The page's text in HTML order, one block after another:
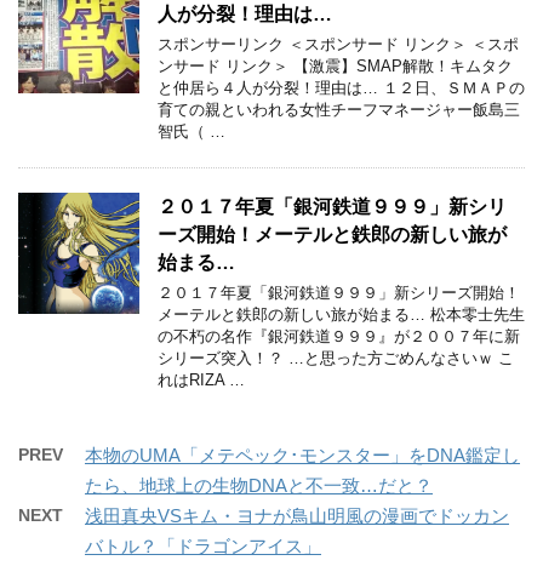
人が分裂！理由は…
スポンサーリンク ＜スポンサード リンク＞ ＜スポ
ンサード リンク＞ 【激震】SMAP解散！キムタク
と仲居ら４人が分裂！理由は… １２日、ＳＭＡＰの
育ての親といわれる女性チーフマネージャー飯島三
智氏（ …
２０１７年夏「銀河鉄道９９９」新シリ
ーズ開始！メーテルと鉄郎の新しい旅が
始まる…
２０１７年夏「銀河鉄道９９９」新シリーズ開始！
メーテルと鉄郎の新しい旅が始まる… 松本零士先生
の不朽の名作『銀河鉄道９９９』が２００７年に新
シリーズ突入！？ …と思った方ごめんなさいｗ こ
れはRIZA …
PREV
本物のUMA「メテペック･モンスター」をDNA鑑定し
たら、地球上の生物DNAと不一致…だと？
NEXT
浅田真央VSキム・ヨナが鳥山明風の漫画でドッカン
バトル？「ドラゴンアイス」